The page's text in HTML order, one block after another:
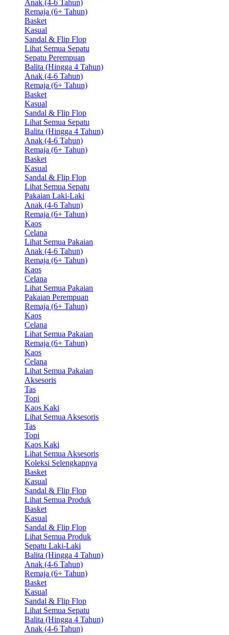
Anak (4-6 Tahun)
Remaja (6+ Tahun)
Basket
Kasual
Sandal & Flip Flop
Lihat Semua Sepatu
Sepatu Perempuan
Balita (Hingga 4 Tahun)
Anak (4-6 Tahun)
Remaja (6+ Tahun)
Basket
Kasual
Sandal & Flip Flop
Lihat Semua Sepatu
Balita (Hingga 4 Tahun)
Anak (4-6 Tahun)
Remaja (6+ Tahun)
Basket
Kasual
Sandal & Flip Flop
Lihat Semua Sepatu
Pakaian Laki-Laki
Anak (4-6 Tahun)
Remaja (6+ Tahun)
Kaos
Celana
Lihat Semua Pakaian
Anak (4-6 Tahun)
Remaja (6+ Tahun)
Kaos
Celana
Lihat Semua Pakaian
Pakaian Perempuan
Remaja (6+ Tahun)
Kaos
Celana
Lihat Semua Pakaian
Remaja (6+ Tahun)
Kaos
Celana
Lihat Semua Pakaian
Aksesoris
Tas
Topi
Kaos Kaki
Lihat Semua Aksesoris
Tas
Topi
Kaos Kaki
Lihat Semua Aksesoris
Koleksi Selengkapnya
Basket
Kasual
Sandal & Flip Flop
Lihat Semua Produk
Basket
Kasual
Sandal & Flip Flop
Lihat Semua Produk
Sepatu Laki-Laki
Balita (Hingga 4 Tahun)
Anak (4-6 Tahun)
Remaja (6+ Tahun)
Basket
Kasual
Sandal & Flip Flop
Lihat Semua Sepatu
Balita (Hingga 4 Tahun)
Anak (4-6 Tahun)